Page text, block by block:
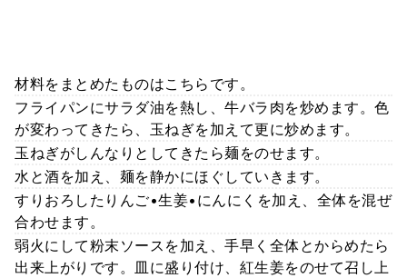
材料をまとめたものはこちらです。
フライパンにサラダ油を熱し、牛バラ肉を炒めます。色
が変わってきたら、玉ねぎを加えて更に炒めます。
玉ねぎがしんなりとしてきたら麺をのせます。
水と酒を加え、麺を静かにほぐしていきます。
すりおろしたりんご•生姜•にんにくを加え、全体を混ぜ
合わせます。
弱火にして粉末ソースを加え、手早く全体とからめたら
出来上がりです。皿に盛り付け、紅生姜をのせて召し上